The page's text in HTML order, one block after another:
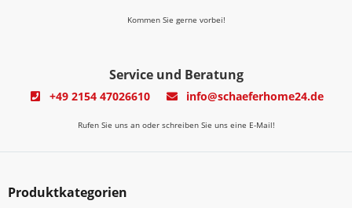
Kommen Sie gerne vorbei!
Service und Beratung
+49 2154 47026610 info@schaeferhome24.de
Rufen Sie uns an oder schreiben Sie uns eine E-Mail!
Produktkategorien